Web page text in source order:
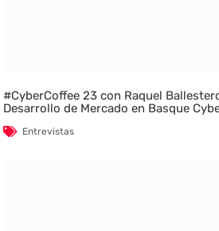
#CyberCoffee 23 con Raquel
Desarrollo de Mercado en Basque
Entrevistas